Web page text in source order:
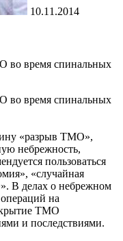
10.11.2014
во время спинальных
во время спинальных
«разрыв ТМО»,
небрежность,
пользоваться
«случайная
В делах о небрежном
на
ТМО
и последствиями.